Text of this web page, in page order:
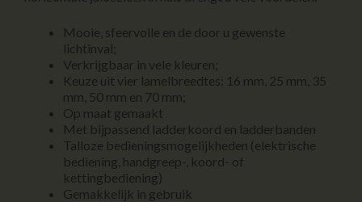
Mooie, sfeervolle en de door u gewenste
lichtinval;
Verkrijgbaar in vele kleuren;
Keuze uit vier lamelbreedtes: 16 mm, 25 mm, 35
mm, 50 mm en 70 mm;
Op maat gemaakt
Met bijpassend ladderkoord en ladderbanden
Talloze bedieningsmogelijkheden (elektrische
bediening, handgreep-, koord- of
kettingbediening)
Gemakkelijk in gebruik